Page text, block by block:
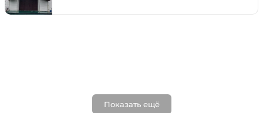
Показать ещё